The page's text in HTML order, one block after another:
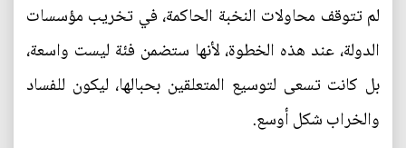
لم تتوقف محاولات النخبة الحاكمة، في تخريب مؤسسات
الدولة، عند هذه الخطوة، لأنها ستضمن فئة ليست واسعة،
بل كانت تسعى لتوسيع المتعلقين بحبالها، ليكون للفساد
والخراب شكل أوسع.